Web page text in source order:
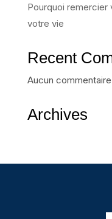
Pourquoi
votre vie
Recent
Aucun
Archives